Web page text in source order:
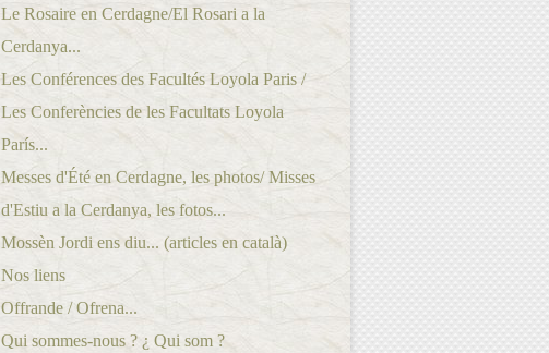
Le Rosaire en Cerdagne/El Rosari a la
Cerdanya...
Les Conférences des Facultés Loyola Paris /
Les Conferències de les Facultats Loyola
París...
Messes d'Été en Cerdagne, les photos/ Misses
d'Estiu a la Cerdanya, les fotos...
Mossèn Jordi ens diu... (articles en català)
Nos liens
Offrande / Ofrena...
Qui sommes-nous ? ¿ Qui som ?